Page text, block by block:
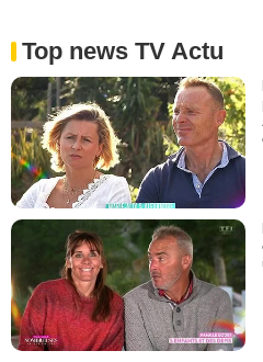
Top news TV Actu